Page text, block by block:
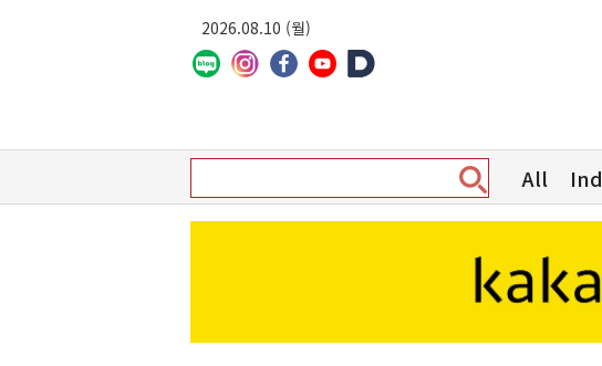
2026.08.10 (월)
All